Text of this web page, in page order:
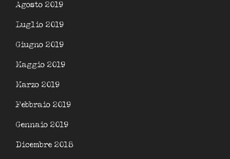
Agosto 2019
Luglio 2019
Giugno 2019
Maggio 2019
Marzo 2019
Febbraio 2019
Gennaio 2019
Dicembre 2018